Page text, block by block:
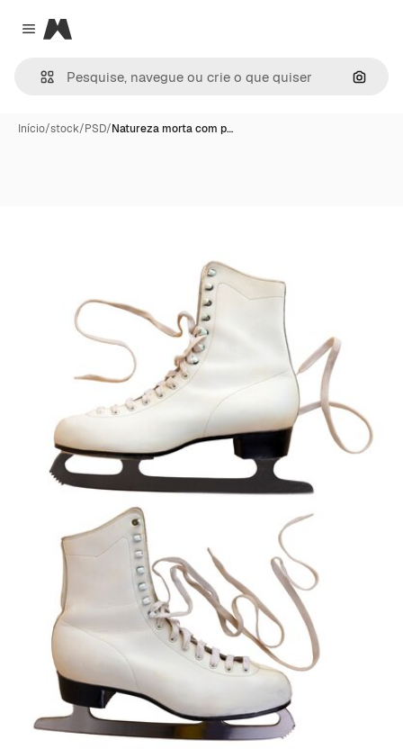
Close menu
Magnific
Início/stock/PSD/Natureza morta com p…